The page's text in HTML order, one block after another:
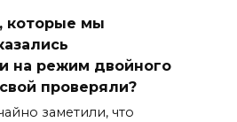
которые мы
на режим двойного
проверяли?
заметили, что